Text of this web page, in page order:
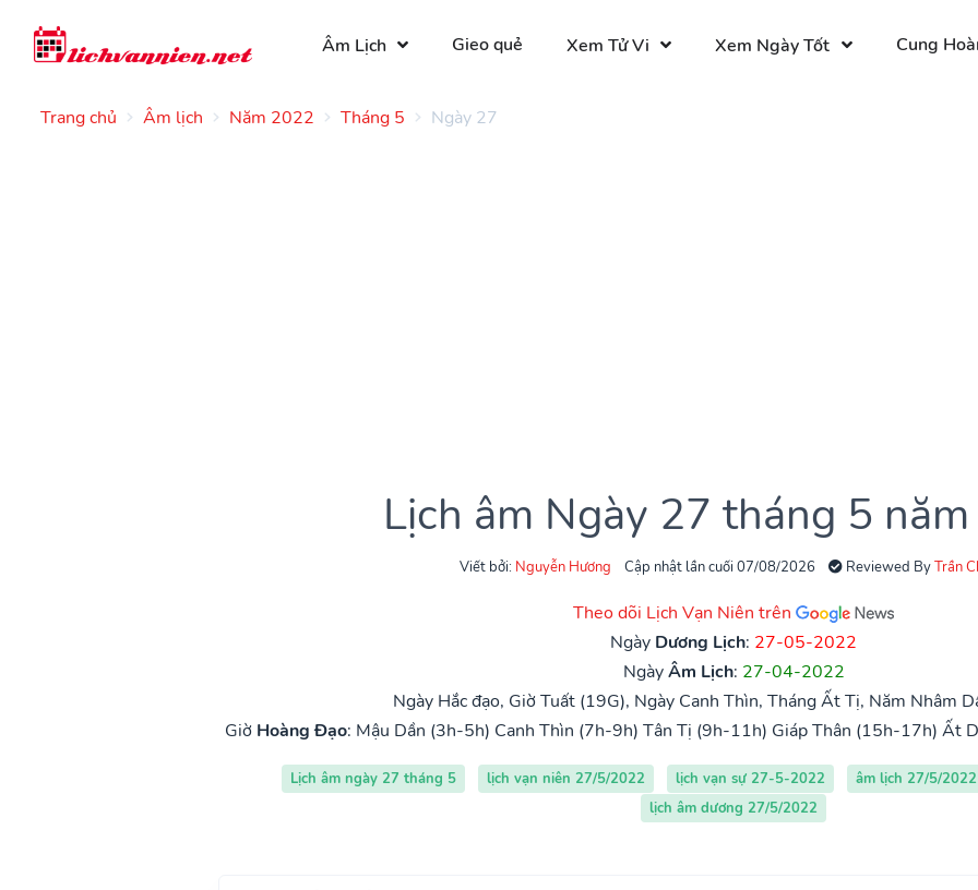
Âm Lịch Gieo quẻ Xem Tử Vi Xem Ngày Tốt Cung
Trang chủ Âm lịch Năm 2022 Tháng 5 Ngày 27
Lịch âm Ngày 27 tháng 5
Viết bởi: Nguyễn Hương Cập nhật lần cuối 07/08/2026 Reviewed ByTrần
Theo dõi Lịch Vạn Niên trên
Ngày Dương Lịch: 27-05-2022
NgàyÂm Lịch: 27-04-2022
Ngày Hắc đạo, Giờ Tuất (19G), Ngày Canh Thìn, Tháng Ất Tị, Năm Nhâm
Giờ Hoàng Đạo: Mậu Dần (3h-5h) Canh Thìn (7h-9h) Tân Tị (9h-11h) Giáp Thân (15h-17h) Ất
Lịch âm ngày 27 tháng 5 lịch vạn niên 27/5/2022 lịch vạn sự 27-5-2022 âm lịch 27/5/2022
lịch âm dương 27/5/2022